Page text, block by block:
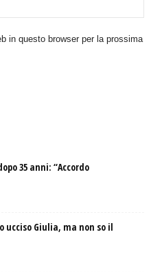
in questo browser per la prossima
35 anni: “Accordo
ucciso Giulia, ma non so il